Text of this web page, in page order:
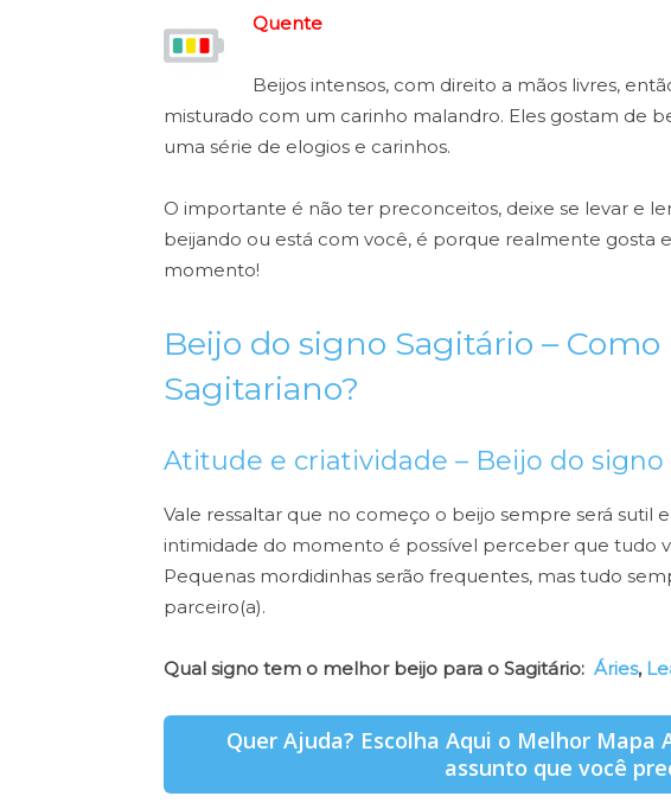
Quente
Beijos intensos, com direito a mãos livres,
misturado com um carinho malandro. Eles gostam de
uma série de elogios e carinhos.
O importante é não ter preconceitos, deixe se levar e
beijando ou está com você, é porque realmente gosta
momento!
Beijo do signo Sagitário –
Sagitariano?
Atitude e criatividade – Beijo do signo
Vale ressaltar que no começo o beijo sempre será sutil
intimidade do momento é possível perceber que tudo
Pequenas mordidinhas serão frequentes, mas tudo
parceiro(a).
Qual signo tem o melhor beijo para o Sagitário: Áries,
Quer Ajuda? Escolha Aqui o Melhor
assunto que você